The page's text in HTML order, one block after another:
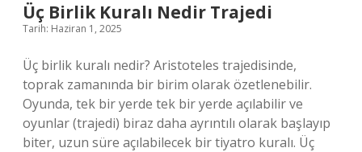
Üç Birlik Kuralı Nedir Trajedi
Tarih: Haziran 1, 2025
Üç birlik kuralı nedir? Aristoteles trajedisinde,
toprak zamanında bir birim olarak özetlenebilir.
Oyunda, tek bir yerde tek bir yerde açılabilir ve
oyunlar (trajedi) biraz daha ayrıntılı olarak başlayıp
biter, uzun süre açılabilecek bir tiyatro kuralı. Üç